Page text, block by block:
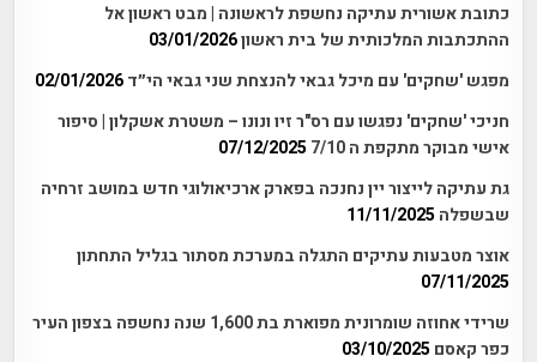
כתובת אשורית עתיקה נחשפת לראשונה | מבט ראשון אל
ההתכתבות המלכותית של בית ראשון03/01/2026
מפגש 'שחקים' עם מיכל גבאי להנצחת שני גבאי הי״ד 02/01/2026
חניכי 'שחקים' נפגשו עם רס"ר זיו ונונו – משטרת אשקלון | סיפור
אישי מבוקר מתקפת ה 7/10
07/12/2025
גת עתיקה לייצור יין נחנכה בפארק ארכיאולוגי חדש במושב זרחיה
שבשפלה 11/11/2025
אוצר מטבעות עתיקים התגלה במערכת מסתור בגליל התחתון
07/11/2025
שרידי אחוזה שומרונית מפוארת בת 1,600 שנה נחשפה בצפון העיר
כפר קאסם 03/10/2025